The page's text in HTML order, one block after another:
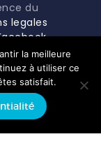
du
legales
la meilleure
à utiliser ce
satisfait.